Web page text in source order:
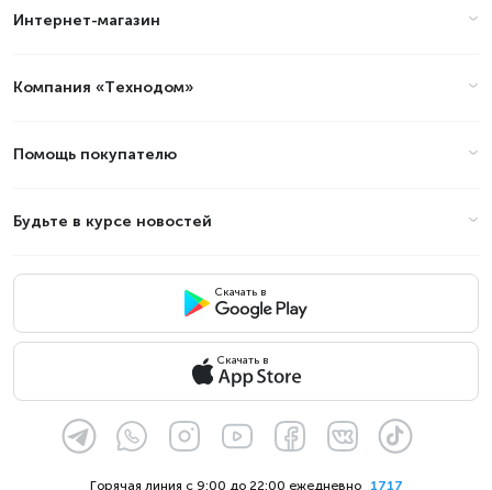
Интернет-магазин
Компания «Технодом»
Помощь покупателю
Будьте в курсе новостей
Скачать в
Скачать в
1717
Горячая линия с 9:00 до 22:00 ежедневно